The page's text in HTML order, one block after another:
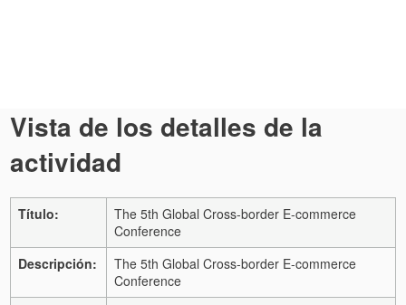
Vista de los detalles de la
actividad
Título:
The 5th Global Cross-border E-commerce
Conference
Descripción:
The 5th Global Cross-border E-commerce
Conference